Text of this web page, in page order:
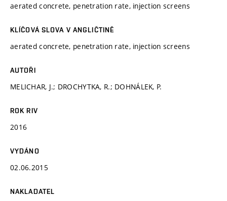
aerated concrete, penetration rate, injection screens
KLÍČOVÁ SLOVA V ANGLIČTINĚ
aerated concrete, penetration rate, injection screens
AUTOŘI
MELICHAR, J.; DROCHYTKA, R.; DOHNÁLEK, P.
ROK RIV
2016
VYDÁNO
02.06.2015
NAKLADATEL